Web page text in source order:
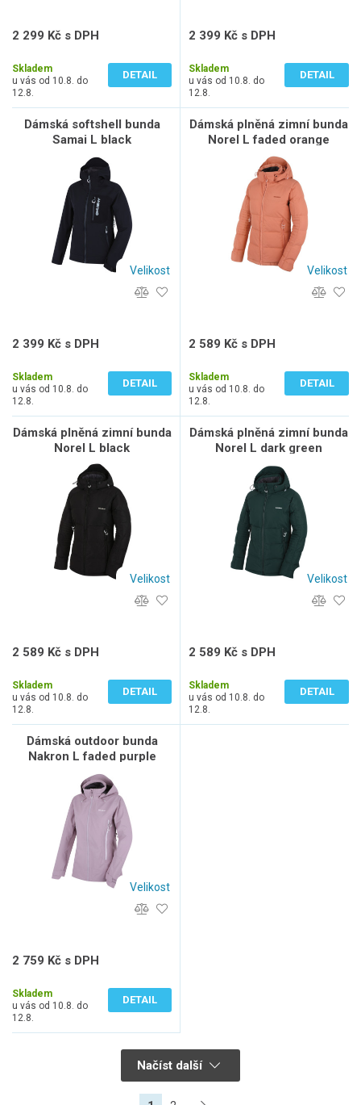
2 299 Kč s DPH
Skladem
u vás od 10.8. do
12.8.
DETAIL
2 399 Kč s DPH
Skladem
u vás od 10.8. do
12.8.
DETAIL
Dámská softshell bunda
Samai L black
Velikost
2 399 Kč s DPH
Skladem
u vás od 10.8. do
12.8.
DETAIL
Dámská plněná zimní bunda
Norel L faded orange
Velikost
2 589 Kč s DPH
Skladem
u vás od 10.8. do
12.8.
DETAIL
Dámská plněná zimní bunda
Norel L black
Velikost
2 589 Kč s DPH
Skladem
u vás od 10.8. do
12.8.
DETAIL
Dámská plněná zimní bunda
Norel L dark green
Velikost
2 589 Kč s DPH
Skladem
u vás od 10.8. do
12.8.
DETAIL
Dámská outdoor bunda
Nakron L faded purple
Velikost
2 759 Kč s DPH
Skladem
u vás od 10.8. do
12.8.
DETAIL
Načíst další